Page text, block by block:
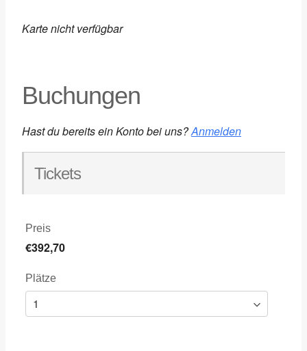
Karte nicht verfügbar
Buchungen
Hast du bereits ein Konto bei uns?Anmelden
Tickets
Preis
€392,70
Plätze